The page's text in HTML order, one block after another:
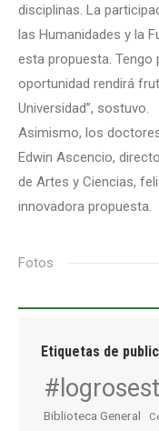
disciplinas. La
las Humanidades y la
esta propuesta. Tengo
oportunidad rendirá
Universidad”, sostuvo.
Asimismo, los
Edwin Ascencio,
de Artes y Ciencias,
innovadora propuesta.
Fotos
Etiquetas de
Biblioteca General